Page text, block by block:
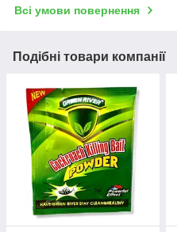
Всі умови повернення
Подібні товари компанії